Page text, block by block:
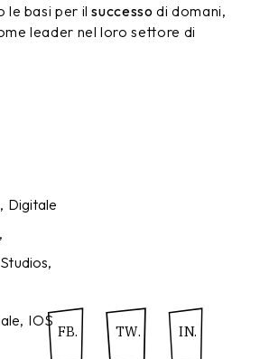
le basi per ilsuccesso di domani,
leader nel loro settore di
Digitale
IOS
FB. TW. IN.